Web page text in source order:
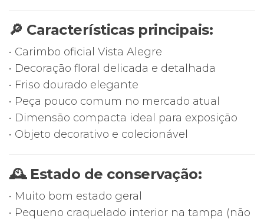
🔎 Características principais:
• Carimbo oficial Vista Alegre
• Decoração floral delicada e detalhada
• Friso dourado elegante
• Peça pouco comum no mercado atual
• Dimensão compacta ideal para exposição
• Objeto decorativo e colecionável
🕰 Estado de conservação:
• Muito bom estado geral
• Pequeno craquelado interior na tampa (não